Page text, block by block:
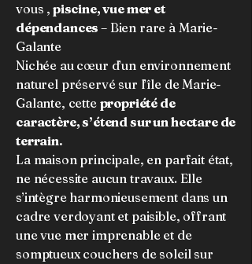
vous , piscine, vue mer et
dépendances– Bien rare à Marie-
Galante
Nichée au cœur d’un environnement
naturel préservé sur l’île de Marie-
Galante, cette propriété de
caractère, s’étend sur un hectare de
terrain.
La maison principale, en parfait état,
ne nécessite aucun travaux. Elle
s’intègre harmonieusement dans un
cadre verdoyant et paisible, offrant
une vue mer imprenable et de
somptueux couchers de soleil sur